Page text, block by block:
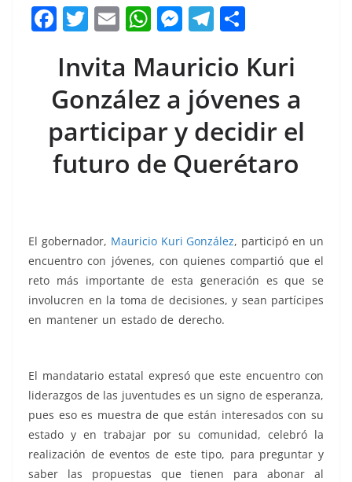
F
c
e
b
o
o
T
itt
er
E
ai
l
W
at
s
A
p
p
M
ss
e
n
g
er
T
e
gr
a
m
m
p
ar
tir
Invita Mauricio Kuri
González a jóvenes a
participar y decidir el
futuro de Querétaro
El gobernador, Mauricio Kuri González, participó en un
encuentro con jóvenes, con quienes compartió que el
reto más importante de esta generación es que se
involucren en la toma de decisiones, y sean partícipes
en mantener un estado de derecho.
El mandatario estatal expresó que este encuentro con
liderazgos de las juventudes es un signo de esperanza,
pues eso es muestra de que están interesados con su
estado y en trabajar por su comunidad, celebró la
realización de eventos de este tipo, para preguntar y
saber las propuestas que tienen para abonar al